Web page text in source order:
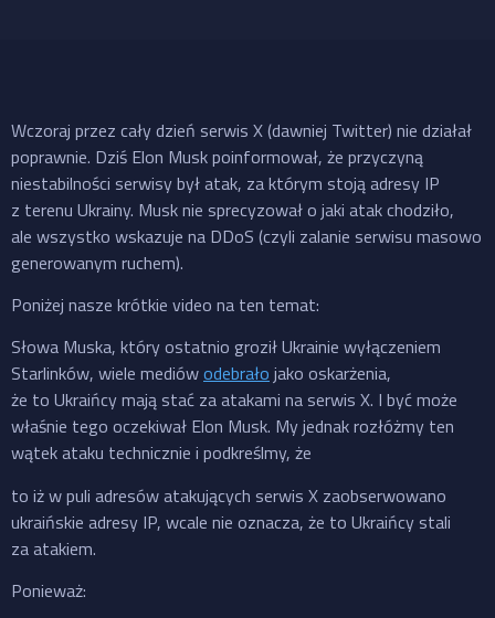
Wczoraj przez cały dzień serwis X (dawniej Twitter) nie działał
poprawnie. Dziś Elon Musk poinformował, że przyczyną
niestabilności serwisy był atak, za którym stoją adresy IP
z terenu Ukrainy. Musk nie sprecyzował o jaki atak chodziło,
ale wszystko wskazuje na DDoS (czyli zalanie serwisu masowo
generowanym ruchem).
Poniżej nasze krótkie video na ten temat:
Słowa Muska, który ostatnio groził Ukrainie wyłączeniem
Starlinków, wiele mediówodebrało jako oskarżenia,
że to Ukraińcy mają stać za atakami na serwis X. I być może
właśnie tego oczekiwał Elon Musk. My jednak rozłóżmy ten
wątek ataku technicznie i podkreślmy, że
to iż w puli adresów atakujących serwis X zaobserwowano
ukraińskie adresy IP, wcale nie oznacza, że to Ukraińcy stali
za atakiem.
Ponieważ: